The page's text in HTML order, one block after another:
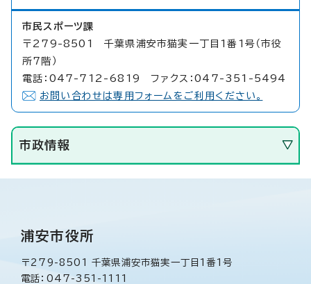
市民スポーツ課
〒279-8501 千葉県浦安市猫実一丁目1番1号（市役
所7階）
電話：047-712-6819 ファクス：047-351-5494
お問い合わせは専用フォームをご利用ください。
市政情報
浦安市役所
〒279-8501 千葉県浦安市猫実一丁目1番1号
電話：047-351-1111